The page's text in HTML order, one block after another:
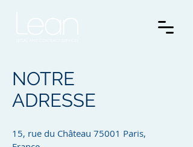
NOTRE
ADRESSE
15, rue du Château 75001 Paris,